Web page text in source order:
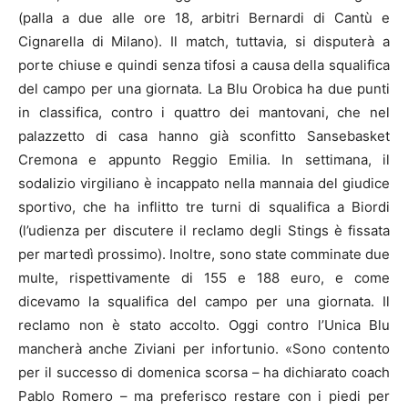
(palla a due alle ore 18, arbitri Bernardi di Cantù e
Cignarella di Milano). Il match, tuttavia, si disputerà a
porte chiuse e quindi senza tifosi a causa della squalifica
del campo per una giornata. La Blu Orobica ha due punti
in classifica, contro i quattro dei mantovani, che nel
palazzetto di casa hanno già sconfitto Sansebasket
Cremona e appunto Reggio Emilia. In settimana, il
sodalizio virgiliano è incappato nella mannaia del giudice
sportivo, che ha inflitto tre turni di squalifica a Biordi
(l’udienza per discutere il reclamo degli Stings è fissata
per martedì prossimo). Inoltre, sono state comminate due
multe, rispettivamente di 155 e 188 euro, e come
dicevamo la squalifica del campo per una giornata. Il
reclamo non è stato accolto. Oggi contro l’Unica Blu
mancherà anche Ziviani per infortunio. «Sono contento
per il successo di domenica scorsa – ha dichiarato coach
Pablo Romero – ma preferisco restare con i piedi per